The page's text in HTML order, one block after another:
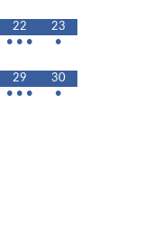
22
• • •
23
•
29
• • •
30
•